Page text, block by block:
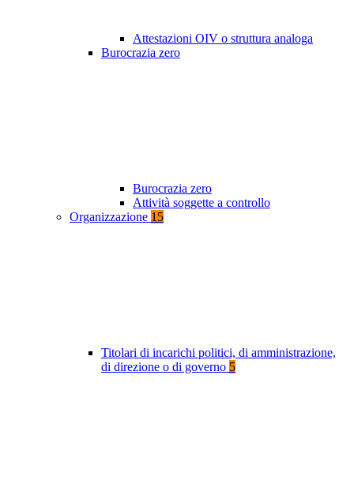
Attestazioni OIV o struttura analoga
Burocrazia zero
Burocrazia zero
Attività soggette a controllo
Organizzazione 15
Titolari di incarichi politici, di amministrazione,
di direzione o di governo 5